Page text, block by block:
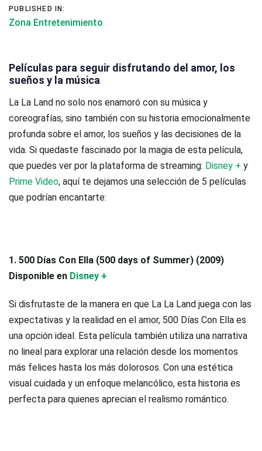
PUBLISHED IN:
Zona Entretenimiento
Películas para seguir disfrutando del amor, los
sueños y la música
La La Land no solo nos enamoró con su música y
coreografías, sino también con su historia emocionalmente
profunda sobre el amor, los sueños y las decisiones de la
vida. Si quedaste fascinado por la magia de esta película,
que puedes ver por la plataforma de streaming: Disney + y
Prime Video, aquí te dejamos una selección de 5 películas
que podrían encantarte:
1. 500 Días Con Ella (500 days of Summer) (2009)
Disponible en Disney +
Si disfrutaste de la manera en que La La Land juega con las
expectativas y la realidad en el amor, 500 Días Con Ella es
una opción ideal. Esta película también utiliza una narrativa
no lineal para explorar una relación desde los momentos
más felices hasta los más dolorosos. Con una estética
visual cuidada y un enfoque melancólico, esta historia es
perfecta para quienes aprecian el realismo romántico.